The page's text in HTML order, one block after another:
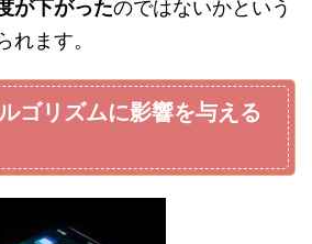
が下がったのではないかという
れます。
ゴリズムに影響を与える